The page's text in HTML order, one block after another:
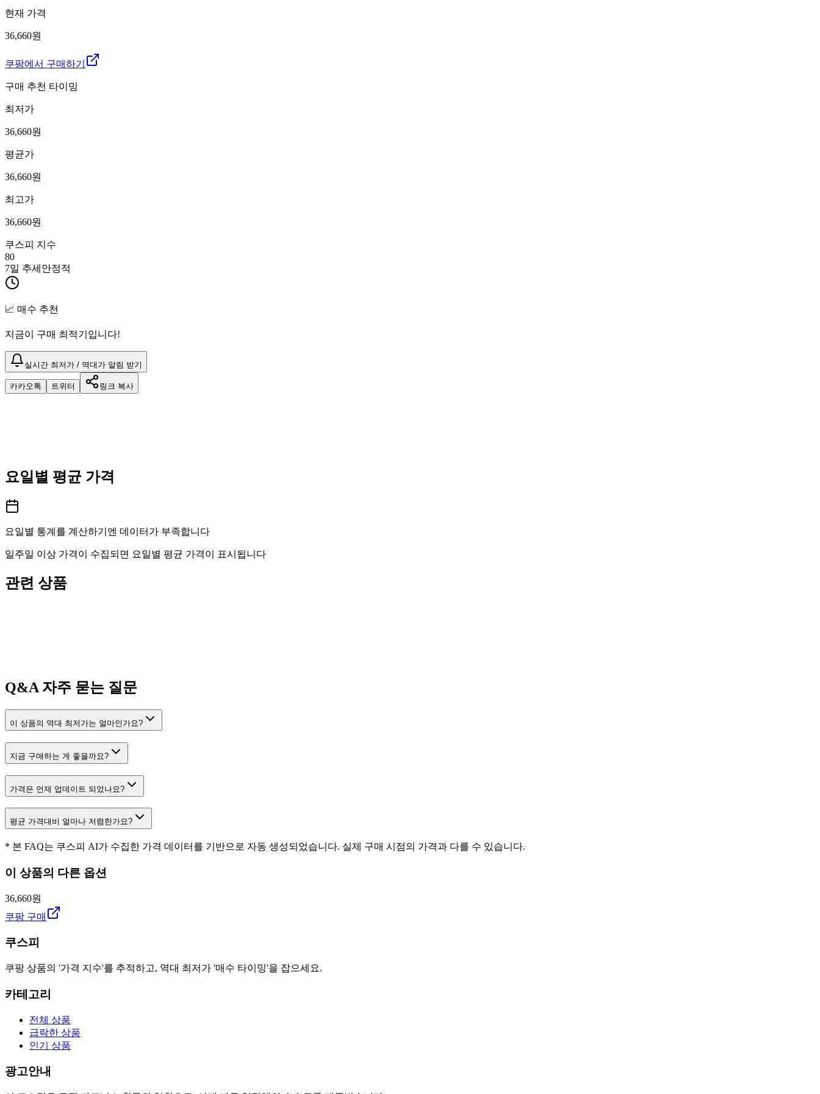
현재 가격
36,660원
쿠팡에서 구매하기
구매 추천 타이밍
최저가
36,660원
평균가
36,660원
최고가
36,660원
쿠스피 지수
80
7일 추세 안정적
📈 매수 추천
지금이 구매 최적기입니다!
실시간 최저가 / 역대가 알림 받기
카카오톡 트위터 링크 복사
요일별 평균 가격
요일별 통계를 계산하기엔 데이터가 부족합니다
일주일 이상 가격이 수집되면 요일별 평균 가격이 표시됩니다
관련 상품
Q&A자주 묻는 질문
이 상품의 역대 최저가는 얼마인가요?
지금 구매하는 게 좋을까요?
가격은 언제 업데이트 되었나요?
평균 가격대비 얼마나 저렴한가요?
* 본 FAQ는 쿠스피 AI가 수집한 가격 데이터를 기반으로 자동 생성되었습니다. 실제 구매 시점의 가격과 다를 수 있습니다.
이 상품의 다른 옵션
36,660원
쿠팡 구매
쿠스피
쿠팡 상품의 '가격 지수'를 추적하고, 역대 최저가 '매수 타이밍'을 잡으세요.
카테고리
전체 상품
급락한 상품
인기 상품
광고안내